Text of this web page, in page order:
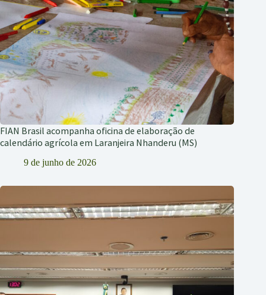
FIAN Brasil acompanha oficina de elaboração de
calendário agrícola em Laranjeira Nhanderu (MS)
9 de junho de 2026